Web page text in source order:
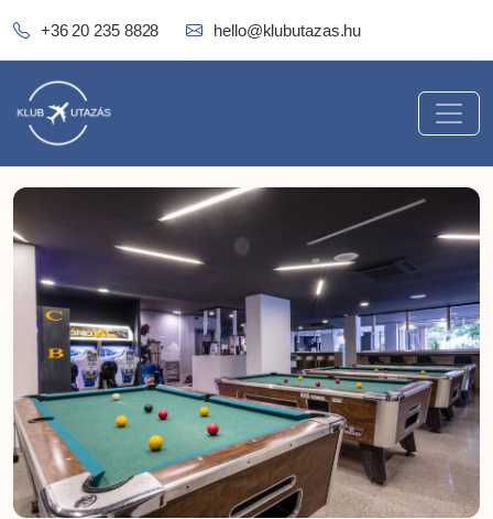
+36 20 235 8828 hello@klubutazas.hu